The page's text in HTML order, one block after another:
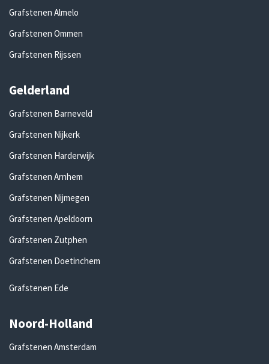
Grafstenen Almelo
Grafstenen Ommen
Grafstenen Rijssen
Gelderland
Grafstenen Barneveld
Grafstenen Nijkerk
Grafstenen Harderwijk
Grafstenen Arnhem
Grafstenen Nijmegen
Grafstenen Apeldoorn
Grafstenen Zutphen
Grafstenen Doetinchem
Grafstenen Ede
Noord-Holland
Grafstenen Amsterdam